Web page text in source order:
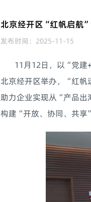
北京经开区“红帆启航
发布时间：2025-11-15
11月12日，以“党建+
北京经开区举办，“红帆
助力企业实现从“产品出
构建“开放、协同、共享